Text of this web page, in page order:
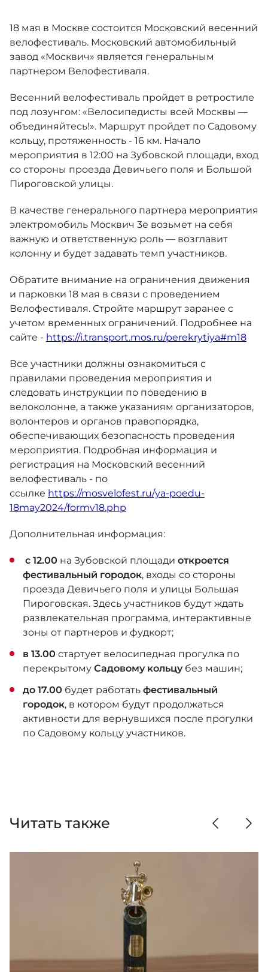
от 2 237 000 ₽*
управлением (РУ)
Кроссовер, создающий равные
возможности
от 2 069 000 ₽*
Москвич 8
Практичный семиместный
от 3 125 000 ₽*
Кредитные программы
Калькулятор трейд-ин
Страховые программы
Моторное масло
СЕРВИСНЫЕ АКЦИИ
АКСЕССУАРЫ
КОНТАКТЫ
18 мая в Москве состоится Московский весенний
велофестиваль. Московский автомобильный
завод «Москвич» является генеральным
партнером Велофестиваля.
Весенний велофестиваль пройдет в ретростиле
под лозунгом: «Велосипедисты всей Москвы —
объединяйтесь!». Маршрут пройдет по Садовому
кольцу, протяженность - 16 км. Начало
мероприятия в 12:00 на Зубовской площади, вход
со стороны проезда Девичьего поля и Большой
Пироговской улицы.
В качестве генерального партнера мероприятия
электромобиль Москвич 3е возьмет на себя
важную и ответственную роль — возглавит
колонну и будет задавать темп участников.
Обратите внимание на ограничения движения
и парковки 18 мая в связи с проведением
Велофестиваля. Стройте маршрут заранее с
учетом временных ограничений. Подробнее на
сайте - https://i.transport.mos.ru/perekrytiya#m18
Все участники должны ознакомиться с
правилами проведения мероприятия и
следовать инструкции по поведению в
велоколонне, а также указаниям организаторов,
волонтеров и органов правопорядка,
обеспечивающих безопасность проведения
мероприятия. Подробная информация и
регистрация на Московский весенний
велофестиваль - по
ссылке https://mosvelofest.ru/ya-poedu-
18may2024/formv18.php
Дополнительная информация:
с 12.00 на Зубовской площади откроется
фестивальный городок, входы со стороны
проезда Девичьего поля и улицы Большая
Пироговская. Здесь участников будут ждать
развлекательная программа, интерактивные
зоны от партнеров и фудкорт;
в 13.00 стартует велосипедная прогулка по
перекрытому Садовому кольцубез машин;
до 17.00 будет работать фестивальный
городок, в котором будут продолжаться
активности для вернувшихся после прогулки
по Садовому кольцу участников.
Читать также